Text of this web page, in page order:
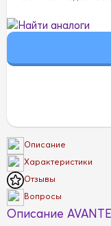
Найти аналоги
Описание
Характеристики
Отзывы
Вопросы
Описание